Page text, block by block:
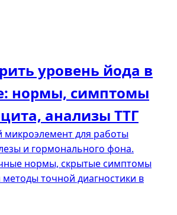
уровень йода в
нормы, симптомы
анализы ТТГ
для работы
и гормонального фона.
нормы, скрытые симптомы
точной диагностики в